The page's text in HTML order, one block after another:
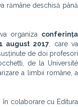
rămâne deschisă până
va organiza conferința
august 2017 , care va
de doi profesori
de la Université
a limbii române, a
, în colaborare cu Editura